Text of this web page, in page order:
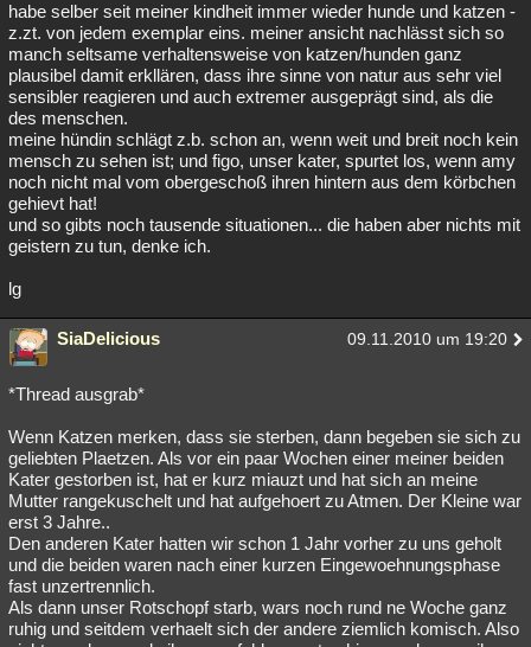
habe selber seit meiner kindheit immer wieder hunde und katzen -
z.zt. von jedem exemplar eins. meiner ansicht nachlässt sich so
manch seltsame verhaltensweise von katzen/hunden ganz
plausibel damit erkllären, dass ihre sinne von natur aus sehr viel
sensibler reagieren und auch extremer ausgeprägt sind, als die
des menschen.
meine hündin schlägt z.b. schon an, wenn weit und breit noch kein
mensch zu sehen ist; und figo, unser kater, spurtet los, wenn amy
noch nicht mal vom obergeschoß ihren hintern aus dem körbchen
gehievt hat!
und so gibts noch tausende situationen... die haben aber nichts mit
geistern zu tun, denke ich.
lg
SiaDelicious 09.11.2010 um 19:20
*Thread ausgrab*
Wenn Katzen merken, dass sie sterben, dann begeben sie sich zu
geliebten Plaetzen. Als vor ein paar Wochen einer meiner beiden
Kater gestorben ist, hat er kurz miauzt und hat sich an meine
Mutter rangekuschelt und hat aufgehoert zu Atmen. Der Kleine war
erst 3 Jahre..
Den anderen Kater hatten wir schon 1 Jahr vorher zu uns geholt
und die beiden waren nach einer kurzen Eingewoehnungsphase
fast unzertrennlich.
Als dann unser Rotschopf starb, wars noch rund ne Woche ganz
ruhig und seitdem verhaelt sich der andere ziemlich komisch. Also